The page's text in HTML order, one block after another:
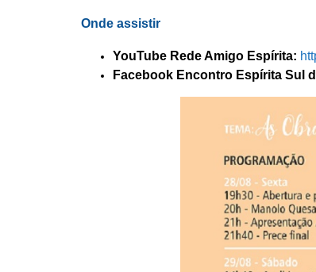
Onde assistir
YouTube Rede Amigo Espírita:
Facebook Encontro Espírita Sul